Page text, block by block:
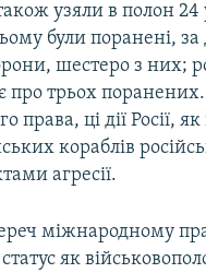
узяли в полон 24
були поранені,
шестеро з них;
про трьох
права, ці дії Росії,
кораблів
агресії.
міжнародному
як